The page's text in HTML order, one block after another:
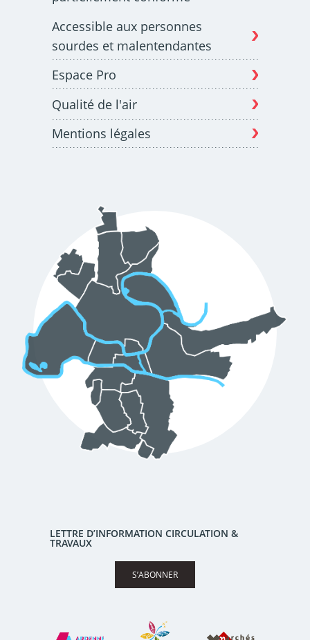
Accessible aux personnes
sourdes et malentendantes
Espace Pro
Qualité de l'air
Mentions légales
LETTRE D’INFORMATION CIRCULATION &
TRAVAUX
S’ABONNER